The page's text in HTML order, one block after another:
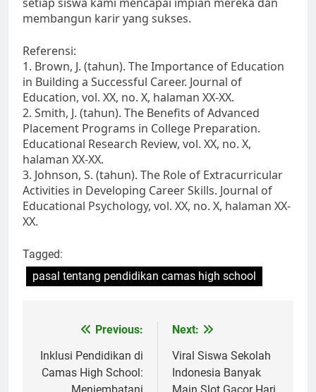
membangun karir yang sukses.
Referensi:
1. Brown, J. (tahun). The Importance of Education
in Building a Successful Career. Journal of
Education, vol. XX, no. X, halaman XX-XX.
2. Smith, J. (tahun). The Benefits of Advanced
Placement Programs in College Preparation.
Educational Research Review, vol. XX, no. X,
halaman XX-XX.
3. Johnson, S. (tahun). The Role of Extracurricular
Activities in Developing Career Skills. Journal of
Educational Psychology, vol. XX, no. X, halaman XX-
XX.
Tagged:
pasal tentang pendidikan camas high school
Navigasi
pos
Previous:
Inklusi Pendidikan di
Camas High School:
Menjembatani
Next:
Viral Siswa Sekolah
Indonesia Banyak
Main Slot Gacor Hari